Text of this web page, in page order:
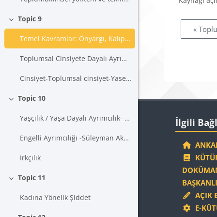
Daralt
Topic 9
Temel Kavramlar: Önyargı, Kalıpyargı ve Ayrımcılık Melek Göregenli
Toplumsal Cinsiyete Dayalı Ayrımcılık -Aksu Bora
Cinsiyet-Toplumsal cinsiyet-Yasemin Esen
Daralt
Topic 10
Yaşçılık / Yaşa Dayalı Ayrımcılık- Kenan Çayır
Engelli Ayrımcılığı -Süleyman Akbulut
Irkçılık
Daralt
Topic 11
Kadına Yönelik Şiddet
«
İlgili
AÇIK
E-